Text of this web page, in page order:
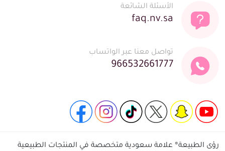
الأسئلة الشائعة
faq.nv.sa
تواصل معنا عبر الواتساب
966532661777
رؤى الطبيعة® علامة سعودية متخصصة في المنتجات الطبيعية